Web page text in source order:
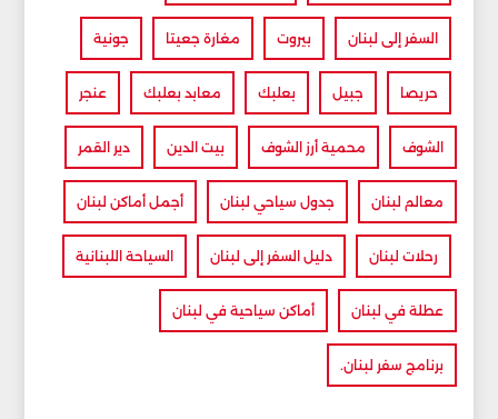
السفر إلى لبنان بيروت مغارة جعيتا جونية
حريصا جبيل بعلبك معابد بعلبك عنجر
الشوف محمية أرز الشوف بيت الدين دير القمر
معالم لبنان جدول سياحي لبنان أجمل أماكن لبنان
رحلات لبنان دليل السفر إلى لبنان السياحة اللبنانية
عطلة في لبنان أماكن سياحية في لبنان
برنامج سفر لبنان.